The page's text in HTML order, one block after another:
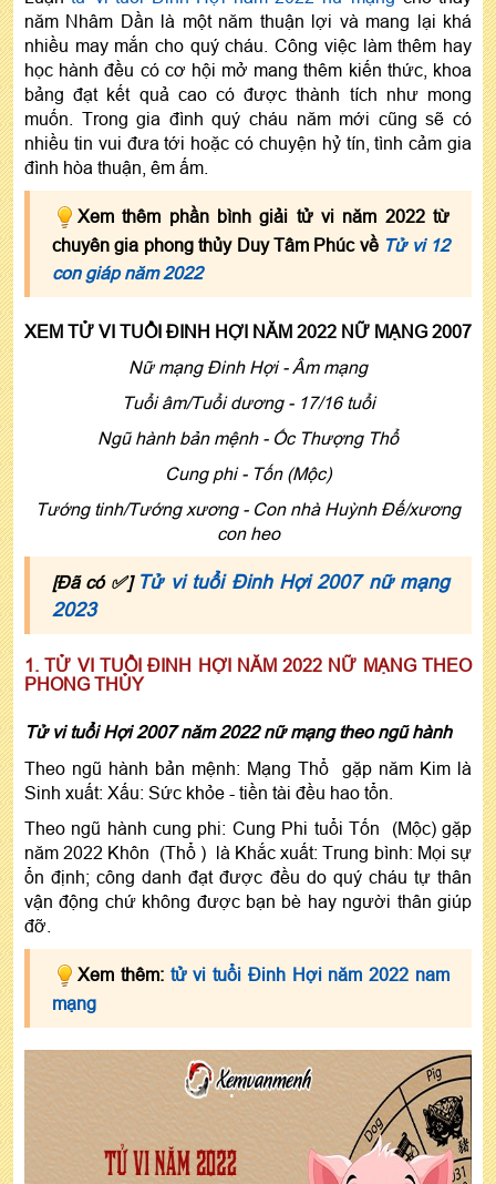
năm Nhâm Dần là một năm thuận lợi và mang lại khá
nhiều may mắn cho quý cháu. Công việc làm thêm hay
học hành đều có cơ hội mở mang thêm kiến thức, khoa
bảng đạt kết quả cao có được thành tích như mong
muốn. Trong gia đình quý cháu năm mới cũng sẽ có
nhiều tin vui đưa tới hoặc có chuyện hỷ tín, tình cảm gia
đình hòa thuận, êm ấm.
Xem thêm phần bình giải tử vi năm 2022 từ
chuyên gia phong thủy Duy Tâm Phúc về Tử vi 12
con giáp năm 2022
XEM TỬ VI TUỔI ĐINH HỢI NĂM 2022 NỮ MẠNG 2007
Nữ mạng Đinh Hợi - Âm mạng
Tuổi âm/Tuổi dương - 17/16 tuổi
Ngũ hành bản mệnh - Ốc Thượng Thổ
Cung phi - Tốn (Mộc)
Tướng tinh/Tướng xương - Con nhà Huỳnh Đế/xương
con heo
[Đã có ✅] Tử vi tuổi Đinh Hợi 2007 nữ mạng
2023
1. TỬ VI TUỔI ĐINH HỢI NĂM 2022 NỮ MẠNG THEO
PHONG THỦY
Tử vi tuổi Hợi 2007 năm 2022 nữ mạng theo ngũ hành
Theo ngũ hành bản mệnh: Mạng Thổ gặp năm Kim là
Sinh xuất: Xấu: Sức khỏe - tiền tài đều hao tổn.
Theo ngũ hành cung phi: Cung Phi tuổi Tốn (Mộc) gặp
năm 2022 Khôn (Thổ ) là Khắc xuất: Trung bình: Mọi sự
ổn định; công danh đạt được đều do quý cháu tự thân
vận động chứ không được bạn bè hay người thân giúp
đỡ.
Xem thêm: tử vi tuổi Đinh Hợi năm 2022 nam
mạng